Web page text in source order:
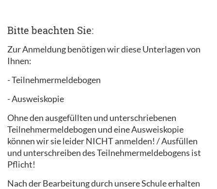
Bitte beachten Sie:
Zur Anmeldung benötigen wir diese Unterlagen von
Ihnen:
- Teilnehmermeldebogen
- Ausweiskopie
Ohne den ausgefüllten und unterschriebenen
Teilnehmermeldebogen und eine Ausweiskopie
können wir sie leider NICHT anmelden! / Ausfüllen
und unterschreiben des Teilnehmermeldebogens ist
Pflicht!
Nach der Bearbeitung durch unsere Schule erhalten